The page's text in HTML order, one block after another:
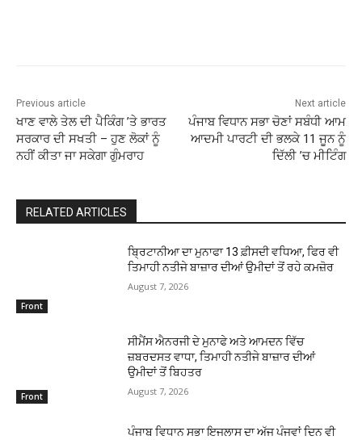
Previous article
ਖਾਣ ਵਾਲੇ ਤੇਲ ਦੀ ਪੈਕਿੰਗ ’ਤੇ ਭਾਰਤ
ਸਰਕਾਰ ਦੀ ਸਖਤੀ – ਹੁਣ ਲੋਕਾਂ ਨੂੰ
ਨਹੀਂ ਕੀਤਾ ਜਾ ਸਕੇਗਾ ਗੁੰਮਰਾਹ
Next article
ਪੰਜਾਬ ਵਿਧਾਨ ਸਭਾ ਚੋਣਾਂ ਸਬੰਧੀ ਆਮ
ਆਦਮੀ ਪਾਰਟੀ ਦੀ ਭਲਕੇ 11 ਜੂਨ ਨੂੰ
ਦਿੱਲੀ ’ਚ ਮੀਟਿੰਗ
RELATED ARTICLES
Front
ਬ੍ਰਿਟਾਨੀਆ ਦਾ ਮੁਨਾਫਾ 13 ਫ਼ੀਸਦੀ ਵਧਿਆ, ਫਿਰ ਵੀ
ਤਿਮਾਹੀ ਨਤੀਜੇ ਬਾਜ਼ਾਰ ਦੀਆਂ ਉਮੀਦਾਂ ਤੋਂ ਰਹੇ ਕਮਜ਼ੋਰ
August 7, 2026
Front
ਸੀਮੈਂਸ ਐਨਰਜੀ ਦੇ ਮੁਨਾਫੇ ਅਤੇ ਆਮਦਨ ਵਿੱਚ
ਜ਼ਬਰਦਸਤ ਵਾਧਾ, ਤਿਮਾਹੀ ਨਤੀਜੇ ਬਾਜ਼ਾਰ ਦੀਆਂ
ਉਮੀਦਾਂ ਤੋਂ ਬਿਹਤਰ
August 7, 2026
ਪੰਜਾਬ ਵਿਧਾਨ ਸਭਾ ਇਜਲਾਸ ਦਾ ਅੱਜ ਪੰਜਵਾਂ ਦਿਨ ਵੀ